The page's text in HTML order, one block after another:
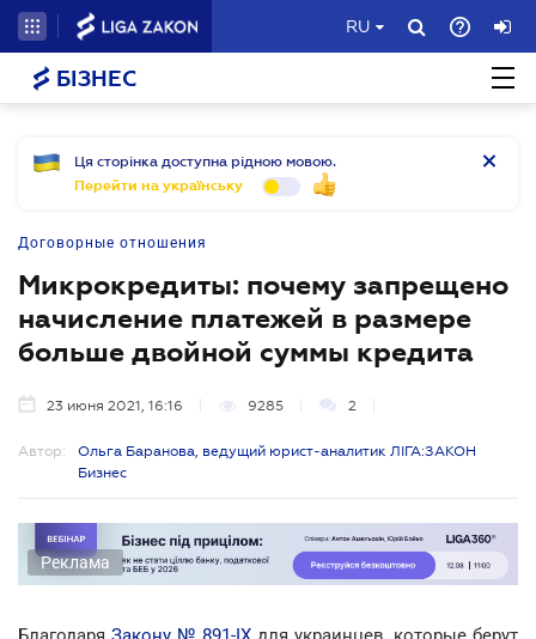
RU
БІЗНЕС
Ця сторінка доступна рідною мовою.
Перейти на українську
Договорные отношения
Микрокредиты: почему запрещено
начисление платежей в размере
больше двойной суммы кредита
23 июня 2021, 16:16 9285 2
Автор:
Ольга Баранова, ведущий юрист-аналитик ЛІГА:ЗАКОН
Бизнес
Реклама